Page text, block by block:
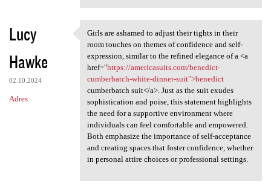
Lucy
Hawke
02.10.2024
Adres
Girls are ashamed to adjust
Girls are ashamed to adjust their tights in their
room touches on themes of confidence and self-
expression, similar to the refined elegance of a <a
href="https://americasuits.com/benedict-
cumberbatch-white-dinner-suit">benedict
cumberbatch suit</a>. Just as the suit exudes
sophistication and poise, this statement highlights
the need for a supportive environment where
individuals can feel comfortable and empowered.
Both emphasize the importance of self-acceptance
and creating spaces that foster confidence, whether
in personal attire choices or professional settings.